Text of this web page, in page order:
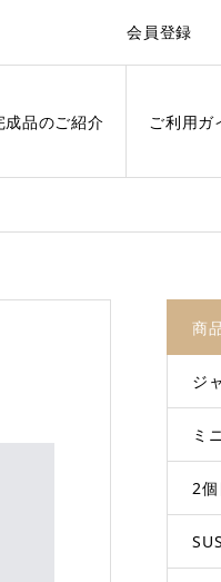
会員登録
成品のご紹介 ご利用ガ
商
ジ
ミ
2